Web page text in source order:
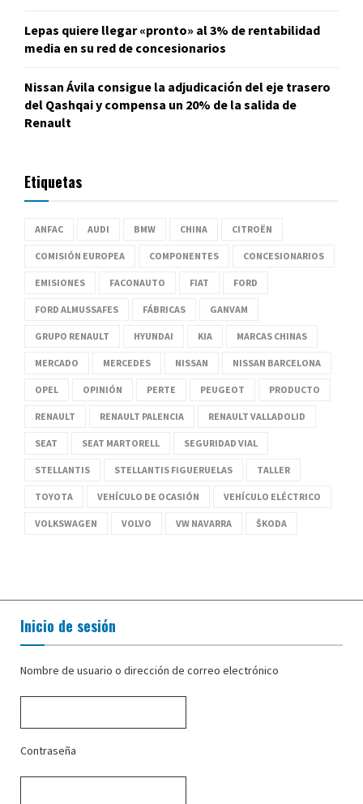
Lepas quiere llegar «pronto» al 3% de rentabilidad
media en su red de concesionarios
Nissan Ávila consigue la adjudicación del eje trasero
del Qashqai y compensa un 20% de la salida de
Renault
Etiquetas
ANFAC AUDI BMW CHINA CITROËN
COMISIÓN EUROPEA COMPONENTES CONCESIONARIOS
EMISIONES FACONAUTO FIAT FORD
FORD ALMUSSAFES FÁBRICAS GANVAM
GRUPO RENAULT HYUNDAI KIA MARCAS CHINAS
MERCADO MERCEDES NISSAN NISSAN BARCELONA
OPEL OPINIÓN PERTE PEUGEOT PRODUCTO
RENAULT RENAULT PALENCIA RENAULT VALLADOLID
SEAT SEAT MARTORELL SEGURIDAD VIAL
STELLANTIS STELLANTIS FIGUERUELAS TALLER
TOYOTA VEHÍCULO DE OCASIÓN VEHÍCULO ELÉCTRICO
VOLKSWAGEN VOLVO VW NAVARRA ŠKODA
Inicio de sesión
Nombre de usuario o dirección de correo electrónico
Contraseña